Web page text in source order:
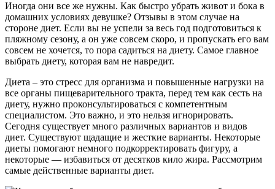
Иногда они все же нужны. Как быстро убрать живот и бока в
домашних условиях девушке? Отзывы в этом случае на
стороне диет. Если вы не успели за весь год подготовиться к
пляжному сезону, а он уже совсем скоро, и пропускать его вам
совсем не хочется, то пора садиться на диету. Самое главное
выбрать диету, которая вам не навредит.
Диета – это стресс для организма и повышенные нагрузки на
все органы пищеварительного тракта, перед тем как сесть на
диету, нужно проконсультироваться с компетентным
специалистом. Это важно, и это нельзя игнорировать.
Сегодня существует много различных вариантов и видов
диет. Существуют щадащие и жесткие варианты. Некоторые
диеты помогают немного подкорректировать фигуру, а
некоторые — избавиться от десятков кило жира. Рассмотрим
самые действенные варианты диет.